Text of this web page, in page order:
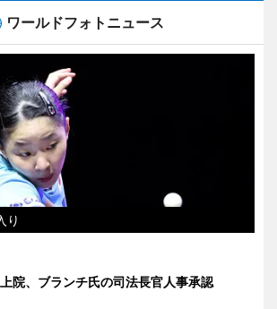
ワールドフォトニュース
り
院、ブランチ氏の司法長官人事承認